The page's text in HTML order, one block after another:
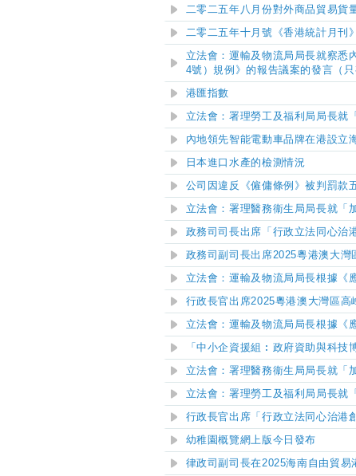
二零二五年八月份對外商品貿易貨
二零二五年十月號《香港統計月刊
立法會：運輸及物流局局長就察悉
4號）規例》的報告議案的發言（只
港匯指數
立法會：署理勞工及福利局局長就
內地領先智能電動車品牌在港設立
日本進口水產的檢測情況
公司因違反《僱傭條例》被判罰款
立法會：署理醫務衞生局局長就「
政務司司長出席「行政立法同心治
政務司副司長出席2025粵港澳大灣
立法會：運輸及物流局局長根據《
行政長官出席2025粵港澳大灣區
立法會：運輸及物流局局長根據《
「中小企資援組︰政府資助與科技
立法會：署理醫務衞生局局長就「
立法會：署理勞工及福利局局長就
行政長官出席「行政立法同心治港
幼稚園概覽網上版今日發布
律政司副司長在2025海南自由貿易